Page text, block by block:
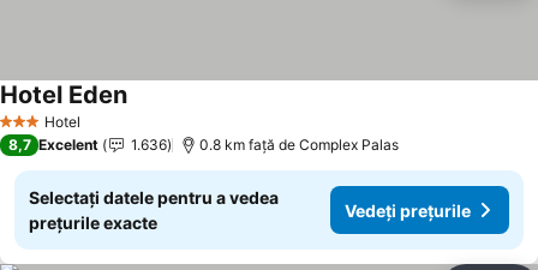
3 SteleHotel
Hotel Eden
8,7 Excelent 1.636 0.8 km faţă de Complex Palas
Selectați datele pentru a vedea
prețurile exacte
Vedeți prețurile